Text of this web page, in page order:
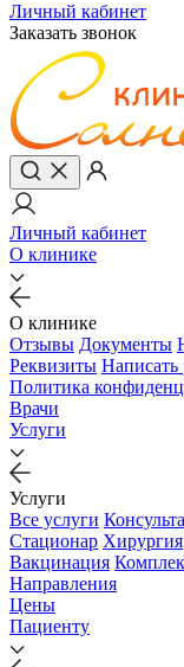
Личный кабинет
Заказать звонок
Личный кабинет
О клинике
О клинике
Отзывы Документы
Реквизиты Написать
Политика
Врачи
Услуги
Услуги
Все услуги
Стационар Хирургия
Вакцинация
Направления
Цены
Пациенту